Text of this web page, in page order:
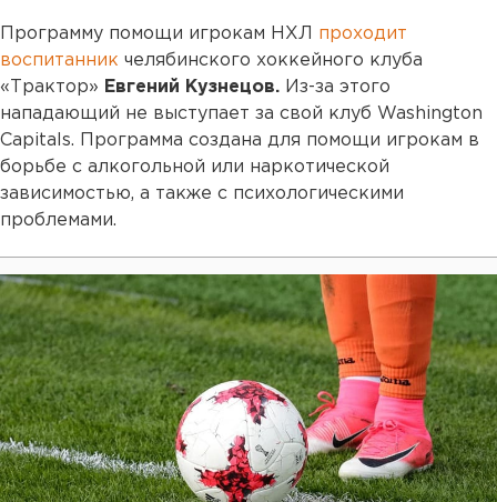
Программу помощи игрокам НХЛ проходит
воспитанник челябинского хоккейного клуба
«Трактор» Евгений Кузнецов. Из-за этого
нападающий не выступает за свой клуб Washington
Capitals. Программа создана для помощи игрокам в
борьбе с алкогольной или наркотической
зависимостью, а также с психологическими
проблемами.